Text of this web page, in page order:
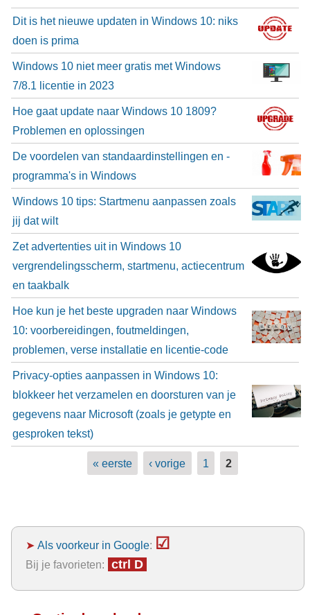
Dit is het nieuwe updaten in Windows 10: niks
doen is prima
Windows 10 niet meer gratis met Windows
7/8.1 licentie in 2023
Hoe gaat update naar Windows 10 1809?
Problemen en oplossingen
De voordelen van standaardinstellingen en -
programma's in Windows
Windows 10 tips: Startmenu aanpassen zoals
jij dat wilt
Zet advertenties uit in Windows 10
vergrendelingsscherm, startmenu, actiecentrum
en taakbalk
Hoe kun je het beste upgraden naar Windows
10: voorbereidingen, foutmeldingen,
problemen, verse installatie en licentie-code
Privacy-opties aanpassen in Windows 10:
blokkeer het verzamelen en doorsturen van je
gegevens naar Microsoft (zoals je getypte en
gesproken tekst)
« eerste ‹ vorige 1 2
➤ Als voorkeur in Google: ☑
Bij je favorieten: ctrl D